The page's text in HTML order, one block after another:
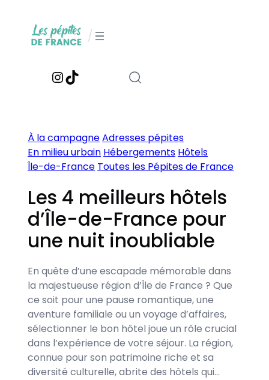
contenu
/
Instagram
TikTok
À la campagneAdresses pépites
En milieu urbain Hébergements Hôtels
Île-de-France Toutes les Pépites de France
Les 4 meilleurs hôtels
d’Île-de-France pour
une nuit inoubliable
En quête d’une escapade mémorable dans
la majestueuse région d’Île de France ? Que
ce soit pour une pause romantique, une
aventure familiale ou un voyage d’affaires,
sélectionner le bon hôtel joue un rôle crucial
dans l’expérience de votre séjour. La région,
connue pour son patrimoine riche et sa
diversité culturelle, abrite des hôtels qui…